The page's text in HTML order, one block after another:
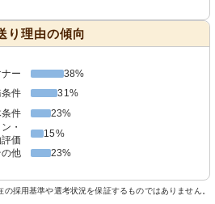
り理由の傾向
ー
38%
件
31%
件
23%
・
評価
15%
の他
23%
採用基準や選考状況を保証するものではありません。